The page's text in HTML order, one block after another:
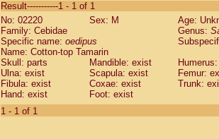
CebidaeSaguinus labiatus(0)
Cebidae Saguinus leucopus (0)
Cebidae
CebidaeSaguinus mystax
Cebidae Saguinus nigricollis (0)
Cebidae Saguinus oedipus
Cebidae Saguinus weddelli
Cebidae Saguinusspp.
Cebidae
Result-----------1 - 1 of 1
No: 02220
Sex: M
Age:
Family: Cebidae
Genus:
Specific name: oedipus
Name: Cotton-top Tamarin
Skull: parts
Mandible: exist
Ulna: exist
Scapula: exist
Femur:
Fibula: exist
Coxae: exist
Trunk:
Hand: exist
Foot: exist
1 - 1 of 1